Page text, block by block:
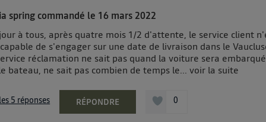
spring commandé le 16 mars 2022
à tous, après quatre mois 1/2 d'attente, le service client
de s'engager sur une date de livraison dans le
réclamation ne sait pas quand la voiture sera
bateau, ne sait pas combien de temps le...voir la suite
5 réponses RÉPONDRE 0